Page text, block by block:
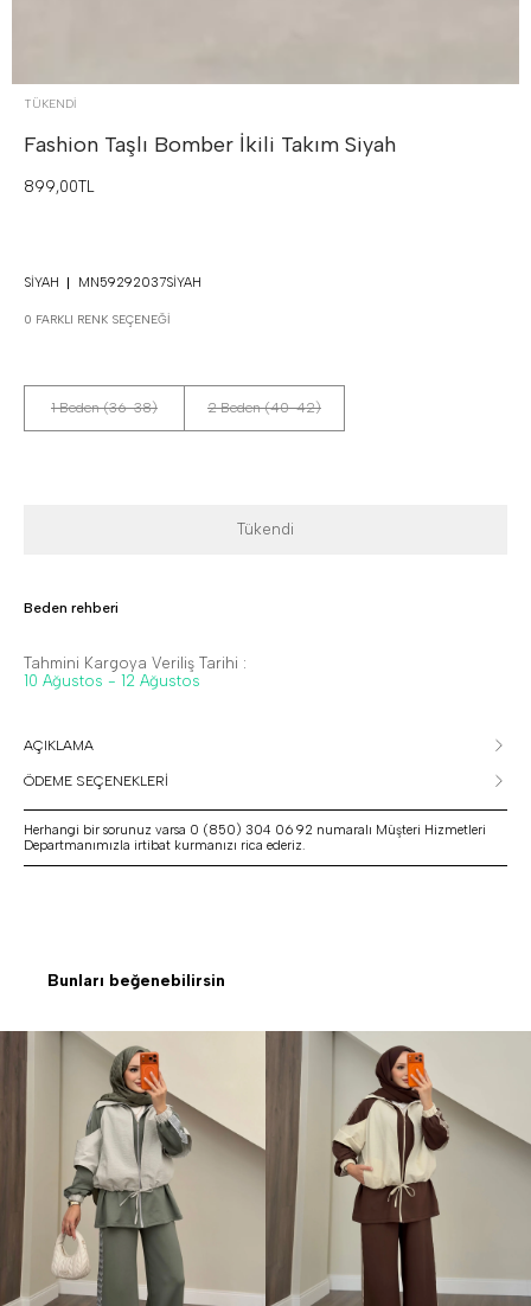
TÜKENDI
Fashion Taşlı Bomber İkili Takım Siyah
899,00TL
SIYAH MN59292037SIYAH
0 FARKLI RENK SEÇENEĞI
1 Beden (36-38) 2 Beden (40-42)
Tükendi
Beden rehberi
Tahmini Kargoya Veriliş Tarihi :
10 Ağustos - 12 Ağustos
AÇIKLAMA
ÖDEME SEÇENEKLERİ
Herhangi bir sorunuz varsa 0 (850) 304 06 92 numaralı Müşteri Hizmetleri
Departmanımızla irtibat kurmanızı rica ederiz.
Bunları beğenebilirsin